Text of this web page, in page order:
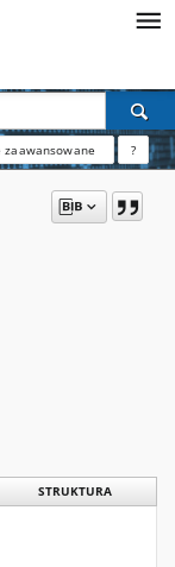
zaawansowane ?
STRUKTURA